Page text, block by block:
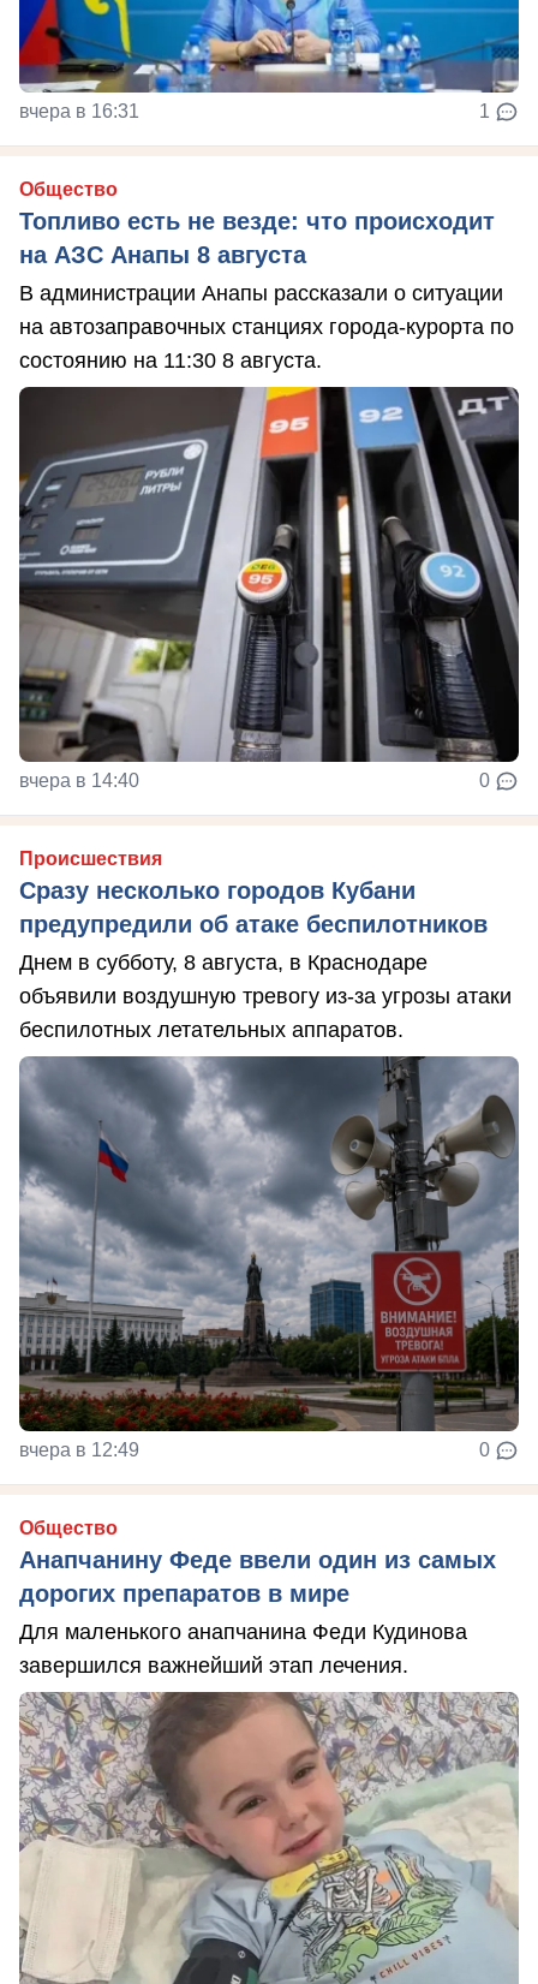
вчера в 16:31 1
Общество
Топливо есть не везде: что происходит
на АЗС Анапы 8 августа
В администрации Анапы рассказали о ситуации
на автозаправочных станциях города-курорта по
состоянию на 11:30 8 августа.
вчера в 14:40 0
Происшествия
Сразу несколько городов Кубани
предупредили об атаке беспилотников
Днем в субботу, 8 августа, в Краснодаре
объявили воздушную тревогу из-за угрозы атаки
беспилотных летательных аппаратов.
вчера в 12:49 0
Общество
Анапчанину Феде ввели один из самых
дорогих препаратов в мире
Для маленького анапчанина Феди Кудинова
завершился важнейший этап лечения.